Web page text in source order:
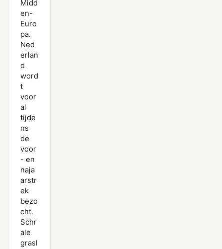
Midd
en-
Euro
pa.
Ned
erlan
d
word
t
voor
al
tijde
ns
de
voor
- en
naja
arstr
ek
bezo
cht.
Schr
ale
grasl